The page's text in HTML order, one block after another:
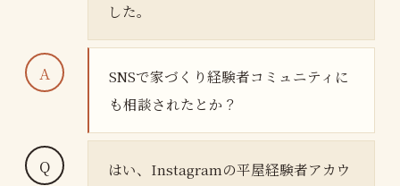
した。
SNSで家づくり経験者コミュニティに
も相談されたとか？
はい、Instagramの平屋経験者アカウ